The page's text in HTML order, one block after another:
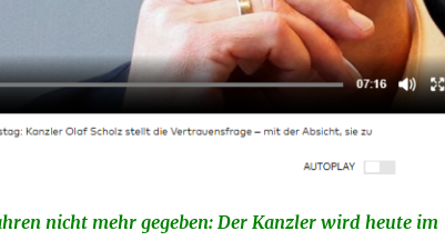
nicht mehr gegeben: Der Kanzler wird heute im